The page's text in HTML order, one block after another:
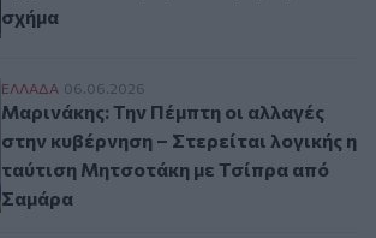
σχήμα
Μαρινάκης: Την Πέμπτη οι αλλαγές στην
ΕΛΛAΔΑ 06.06.2026
Μαρινάκης: Την Πέμπτη οι αλλαγές
στην κυβέρνηση – Στερείται λογικής η
ταύτιση Μητσοτάκη με Τσίπρα από
Σαμάρα